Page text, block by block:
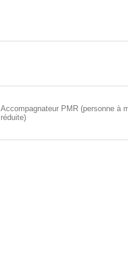
Accompagnateur PMR (personne à
réduite)